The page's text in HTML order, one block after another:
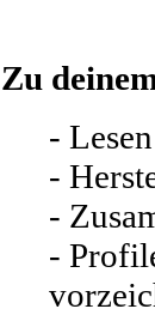
Zu
-
-
-
-